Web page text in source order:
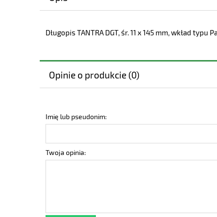
Długopis TANTRA DGT, śr. 11 x 145 mm, wkład
Opinie o produkcie (0)
Imię lub pseudonim:
Twoja opinia: